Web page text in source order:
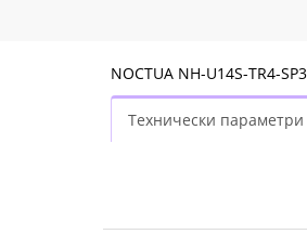
NOCTUA NH-U14S-TR4-SP3
Технически параметри